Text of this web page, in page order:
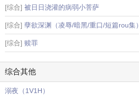
[综合] 被日日浇灌的病弱小菩萨
[综合] 孽欲深渊（凌辱/暗黑/重口/短篇rou集）
[综合] 赎罪
综合其他
溺夜（1V1H）